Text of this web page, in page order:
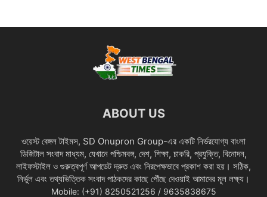
ABOUT US
ওয়েস্ট বেঙ্গল টাইমস, SD Onupron Group-এর একটি নির্ভরযোগ্য বাংলা
ডিজিটাল সংবাদ মাধ্যম, যেখানে পশ্চিমবঙ্গ, দেশ, শিক্ষা, চাকরি, প্রযুক্তি, বিনোদন,
লাইফস্টাইল ও গুরুত্বপূর্ণ আপডেট দ্রুত এবং নিরপেক্ষভাবে প্রকাশ করা হয়। সঠিক,
নির্ভুল এবং তথ্যভিত্তিক সংবাদ পাঠকদের কাছে পৌঁছে দেওয়াই আমাদের মূল লক্ষ্য।
Mobile: (+91) 8250521256 / 9635838675